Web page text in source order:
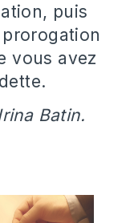
puis
vous avez
Batin.